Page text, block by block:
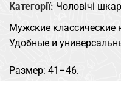
Категорії: Чоловічі
Мужские классические
Удобные и
Размер: 41–46.